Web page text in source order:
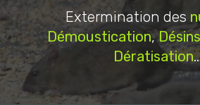
Extermination des
Démoustication,
Dératisation